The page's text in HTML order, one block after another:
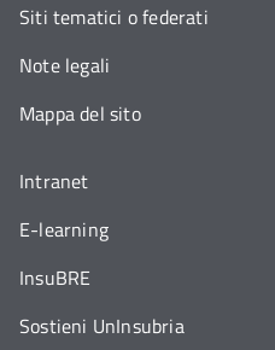
Siti tematici o federati
Note legali
Mappa del sito
Intranet
E-learning
InsuBRE
Sostieni UnInsubria